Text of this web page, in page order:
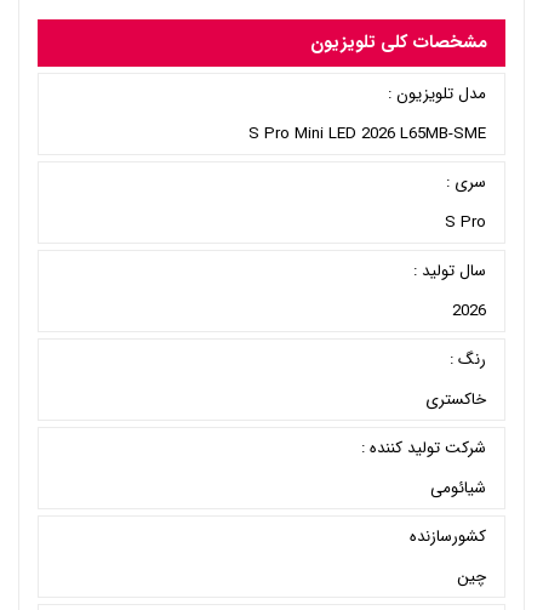
مشخصات کلی تلویزیون
مدل تلویزیون :
S Pro Mini LED 2026 L65MB-SME
سری :
S Pro
سال تولید :
2026
رنگ :
خاکستری
شرکت تولید کننده :
شیائومی
کشورسازنده
چین